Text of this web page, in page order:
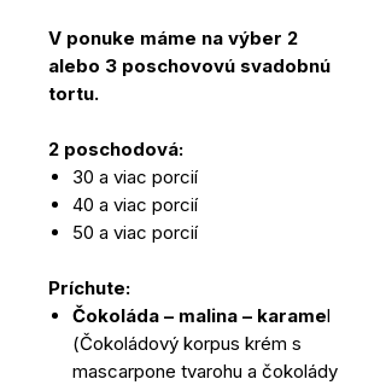
V ponuke máme na výber 2
alebo 3 poschovovú svadobnú
tortu.
2 poschodová:
30 a viac porcií
40 a viac porcií
50 a viac porcií
Príchute:
Čokoláda – malina – karamel
(Čokoládový korpus krém s
mascarpone tvarohu a čokolády